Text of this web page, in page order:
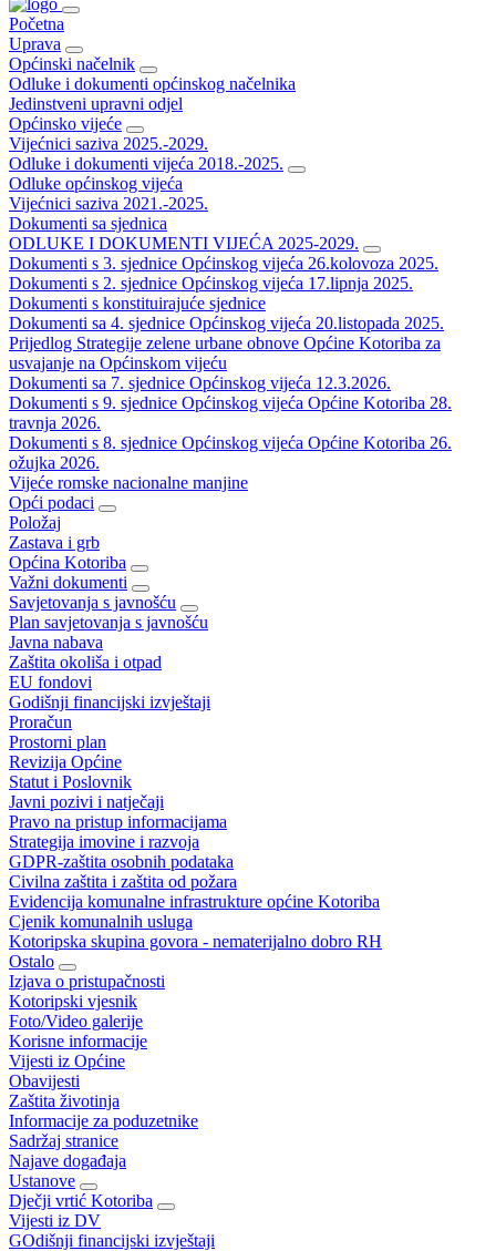
Početna
Uprava
Općinski načelnik
Odluke i dokumenti općinskog načelnika
Jedinstveni upravni odjel
Općinsko vijeće
Vijećnici saziva 2025.-2029.
Odluke i dokumenti vijeća 2018.-2025.
Odluke općinskog vijeća
Vijećnici saziva 2021.-2025.
Dokumenti sa sjednica
ODLUKE I DOKUMENTI VIJEĆA 2025-2029.
Dokumenti s 3. sjednice Općinskog vijeća 26.kolovoza 2025.
Dokumenti s 2. sjednice Općinskog vijeća 17.lipnja 2025.
Dokumenti s konstituirajuće sjednice
Dokumenti sa 4. sjednice Općinskog vijeća 20.listopada 2025.
Prijedlog Strategije zelene urbane obnove Općine Kotoriba za
usvajanje na Općinskom vijeću
Dokumenti sa 7. sjednice Općinskog vijeća 12.3.2026.
Dokumenti s 9. sjednice Općinskog vijeća Općine Kotoriba 28.
travnja 2026.
Dokumenti s 8. sjednice Općinskog vijeća Općine Kotoriba 26.
ožujka 2026.
Vijeće romske nacionalne manjine
Opći podaci
Položaj
Zastava i grb
Općina Kotoriba
Važni dokumenti
Savjetovanja s javnošću
Plan savjetovanja s javnošću
Javna nabava
Zaštita okoliša i otpad
EU fondovi
Godišnji financijski izvještaji
Proračun
Prostorni plan
Revizija Općine
Statut i Poslovnik
Javni pozivi i natječaji
Pravo na pristup informacijama
Strategija imovine i razvoja
GDPR-zaštita osobnih podataka
Civilna zaštita i zaštita od požara
Evidencija komunalne infrastrukture općine Kotoriba
Cjenik komunalnih usluga
Kotoripska skupina govora - nematerijalno dobro RH
Ostalo
Izjava o pristupačnosti
Kotoripski vjesnik
Foto/Video galerije
Korisne informacije
Vijesti iz Općine
Obavijesti
Zaštita životinja
Informacije za poduzetnike
Sadržaj stranice
Najave događaja
Ustanove
Dječji vrtić Kotoriba
Vijesti iz DV
GOdišnji financijski izvještaji